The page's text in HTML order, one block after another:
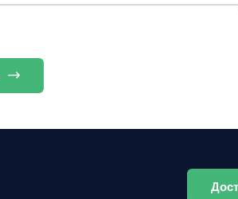
КОЛ-ВО ИКОНОК: 50